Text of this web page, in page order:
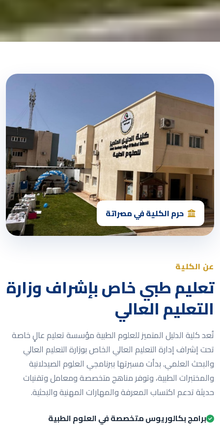
حرم الكلية في مصراتة
عن الكلية
تعليم طبي خاص بإشراف وزارة
التعليم العالي
تُعد كلية الدليل المتميز للعلوم الطبية مؤسسة تعليم عالٍ خاصة
تحت إشراف إدارة التعليم العالي الخاص بوزارة التعليم العالي
والبحث العلمي. بدأت مسيرتها ببرنامجي العلوم الصيدلانية
والمختبرات الطبية، وتوفر مناهج متخصصة ومعامل وتقنيات
حديثة تدعم اكتساب المعرفة والمهارات المهنية والبحثية.
برامج بكالوريوس متخصصة في العلوم الطبية